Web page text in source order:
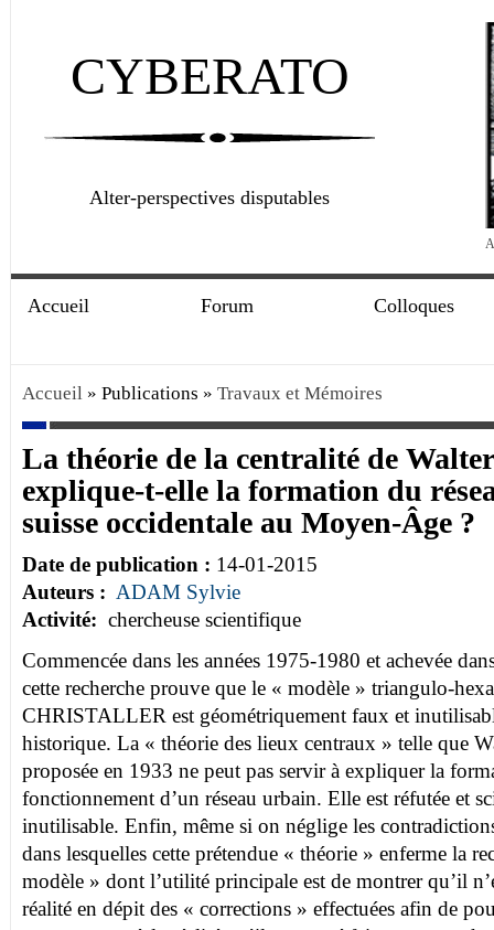
CYBERATO
Alter-perspectives disputables
Accueil Forum Colloques
Accueil » Publications » Travaux et Mémoires
La théorie de la centralité de
explique-t-elle la formation du
suisse occidentale au Moyen-Âge ?
Date de publication : 14-01-2015
Auteurs : ADAM Sylvie
Activité: chercheuse scientifique
Commencée dans les années 1975-1980 et achevée
cette recherche prouve que le « modèle » triangulo-
CHRISTALLER est géométriquement faux et
historique. La « théorie des lieux centraux » telle que
proposée en 1933 ne peut pas servir à expliquer la
fonctionnement d’un réseau urbain. Elle est réfutée et
inutilisable. Enfin, même si on néglige les
dans lesquelles cette prétendue « théorie » enferme la
modèle » dont l’utilité principale est de montrer qu’il
réalité en dépit des « corrections » effectuées afin de